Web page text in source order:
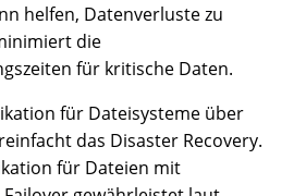
helfen, Datenverluste zu
die
für kritische Daten.
für Dateisysteme über
das Disaster Recovery.
für Dateien mit